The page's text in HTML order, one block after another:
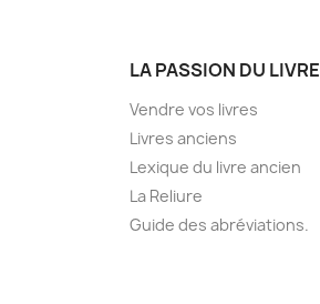
LA PASSION DU LIVRE
Vendre vos livres
Livres anciens
Lexique du livre ancien
La Reliure
Guide des abréviations.